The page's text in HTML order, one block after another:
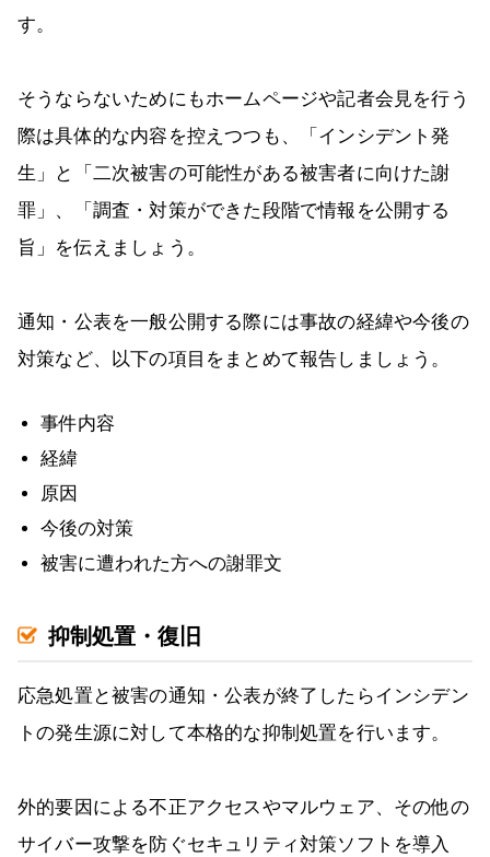
す。
そうならないためにもホームページや記者会見を行う
際は具体的な内容を控えつつも、「インシデント発
生」と「二次被害の可能性がある被害者に向けた謝
罪」、「調査・対策ができた段階で情報を公開する
旨」を伝えましょう。
通知・公表を一般公開する際には事故の経緯や今後の
対策など、以下の項目をまとめて報告しましょう。
事件内容
経緯
原因
今後の対策
被害に遭われた方への謝罪文
抑制処置・復旧
応急処置と被害の通知・公表が終了したらインシデン
トの発生源に対して本格的な抑制処置を行います。
外的要因による不正アクセスやマルウェア、その他の
サイバー攻撃を防ぐセキュリティ対策ソフトを導入